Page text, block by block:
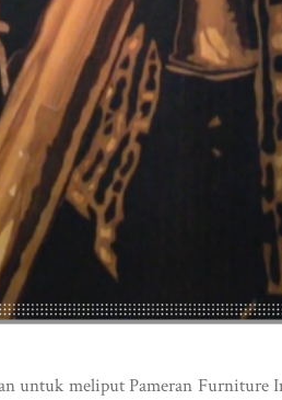
untuk meliput Pameran Furniture